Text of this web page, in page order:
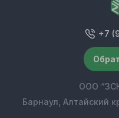
+7
ООО
Барнаул, Алтайский